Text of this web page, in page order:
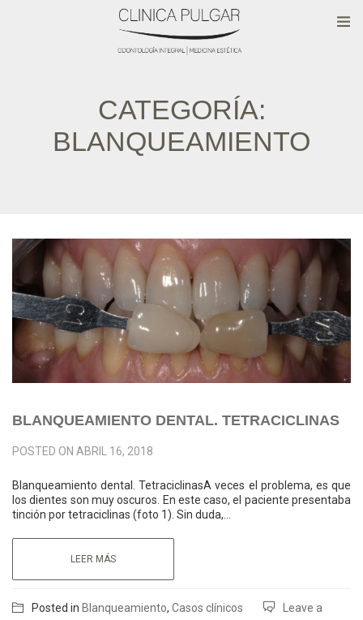
CATEGORÍA:
BLANQUEAMIENTO
BLANQUEAMIENTO DENTAL. TETRACICLINAS
POSTED ON ABRIL 16, 2018
Blanqueamiento dental. TetraciclinasA veces el problema, es que
los dientes son muy oscuros. En este caso, el paciente presentaba
tinción por tetraciclinas (foto 1). Sin duda,…
LEER MÁS
Posted in Blanqueamiento, Casos clínicos
Leave a